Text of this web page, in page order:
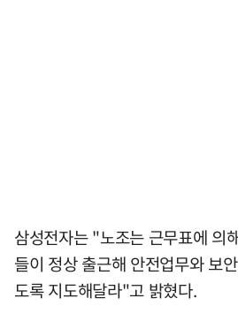
삼성전자는 "노조는 근무표에 의
들이 정상 출근해 안전업무와 보
도록 지도해달라"고 밝혔다.